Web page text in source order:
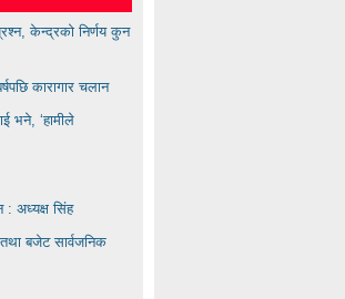
केन्द्रको निर्णय कुन
कारागार चलान
भने, ‘हामीले
: अध्यक्ष सिंह
बजेट सार्वजनिक